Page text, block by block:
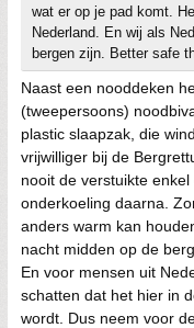
wat er op je pad komt.
Nederland. En wij als
bergen zijn. Better safe
Naast een nooddeken
(tweepersoons)
plastic slaapzak, die
vrijwilliger bij de
nooit de verstuikte
onderkoeling daarna.
anders warm kan
nacht midden op de
En voor mensen uit
schatten dat het hier in
wordt. Dus neem voor